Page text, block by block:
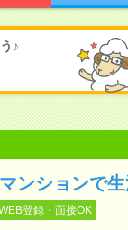
♪
ンションで生
登録・面接OK